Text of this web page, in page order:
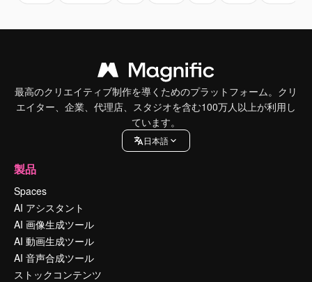
最高のクリエイティブ制作を導くためのプラットフォーム。クリ
エイター、企業、代理店、スタジオを含む100万人以上が利用し
ています。
日本語
製品
Spaces
AI アシスタント
AI 画像生成ツール
AI 動画生成ツール
AI 音声合成ツール
ストックコンテンツ